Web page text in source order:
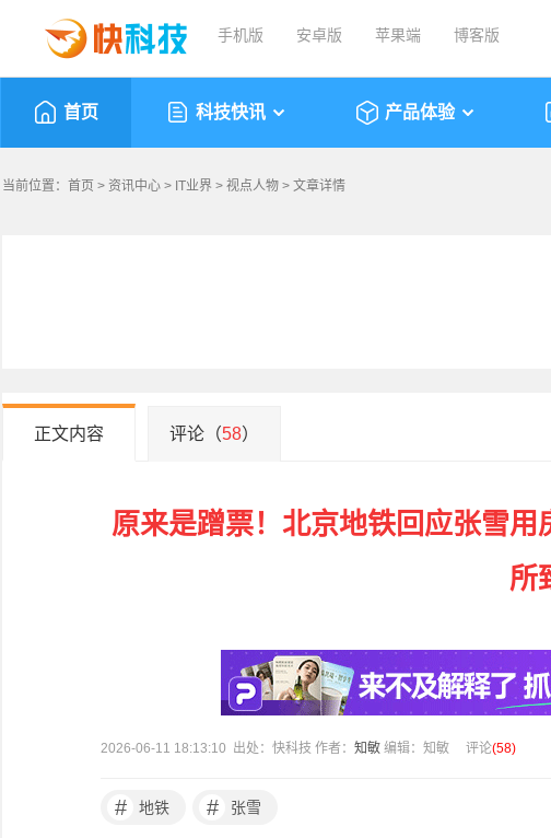
手机版 安卓版 苹果端 博客版
首页 科技快讯 产品体验
当前位置： 首页 > 资讯中心 > IT业界 > 视点人物 > 文章详情
正文内容 评论（58）
原来是蹭票！北京地铁回应张雪
所
2026-06-11 18:13:10 出处：快科技 作者： 知敏 编辑：知敏 评论(58)
# 地铁 # 张雪